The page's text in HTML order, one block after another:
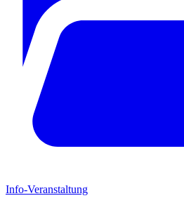
Info-Veranstaltung